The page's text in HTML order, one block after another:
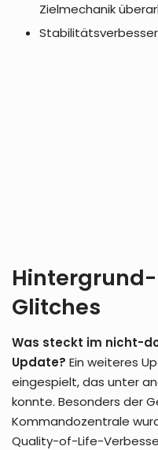
Zielmechanik
Glitches
Was steckt im nicht-
Update? Ein weiteres
eingespielt, das unter
konnte. Besonders der
Kommandozentrale
Quality-of-Life-